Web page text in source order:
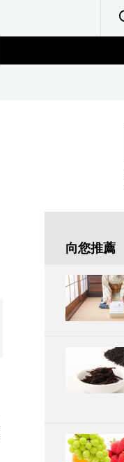
向您推薦